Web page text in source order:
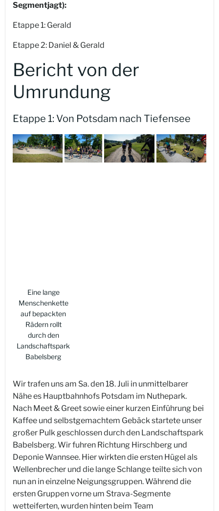
Segmentjagt):
Etappe 1: Gerald
Etappe 2: Daniel & Gerald
Bericht von der
Umrundung
Etappe 1: Von Potsdam nach Tiefensee
Eine lange
Menschenkette
auf bepackten
Rädern rollt
durch den
Landschaftspark
Babelsberg
Wir trafen uns am Sa. den 18. Juli in unmittelbarer
Nähe es Hauptbahnhofs Potsdam im Nuthepark.
Nach Meet & Greet sowie einer kurzen Einführung bei
Kaffee und selbstgemachtem Gebäck startete unser
großer Pulk geschlossen durch den Landschaftspark
Babelsberg. Wir fuhren Richtung Hirschberg und
Deponie Wannsee. Hier wirkten die ersten Hügel als
Wellenbrecher und die lange Schlange teilte sich von
nun an in einzelne Neigungsgruppen. Während die
ersten Gruppen vorne um Strava-Segmente
wetteiferten, wurden hinten beim Team